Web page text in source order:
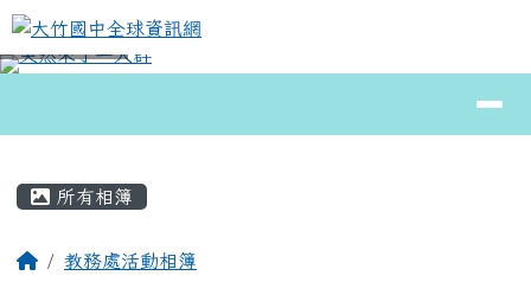
跳至主內容區
大竹國中全球資訊網
⏸
所有相簿
回首頁教務處活動相簿